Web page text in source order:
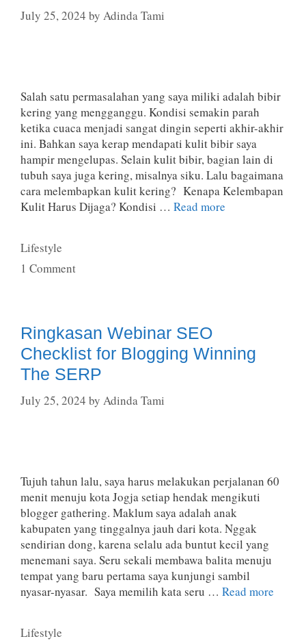
July 25, 2024 by Adinda Tami
Salah satu permasalahan yang saya miliki adalah bibir
kering yang mengganggu. Kondisi semakin parah
ketika cuaca menjadi sangat dingin seperti akhir-akhir
ini. Bahkan saya kerap mendapati kulit bibir saya
hampir mengelupas. Selain kulit bibir, bagian lain di
tubuh saya juga kering, misalnya siku. Lalu bagaimana
cara melembapkan kulit kering? Kenapa Kelembapan
Kulit Harus Dijaga? Kondisi … Read more
Categories
Lifestyle
1 Comment
Ringkasan Webinar SEO
Checklist for Blogging Winning
The SERP
July 25, 2024 by Adinda Tami
Tujuh tahun lalu, saya harus melakukan perjalanan 60
menit menuju kota Jogja setiap hendak mengikuti
blogger gathering. Maklum saya adalah anak
kabupaten yang tinggalnya jauh dari kota. Nggak
sendirian dong, karena selalu ada buntut kecil yang
menemani saya. Seru sekali membawa balita menuju
tempat yang baru pertama saya kunjungi sambil
nyasar-nyasar. Saya memilih kata seru … Read more
Categories
Lifestyle